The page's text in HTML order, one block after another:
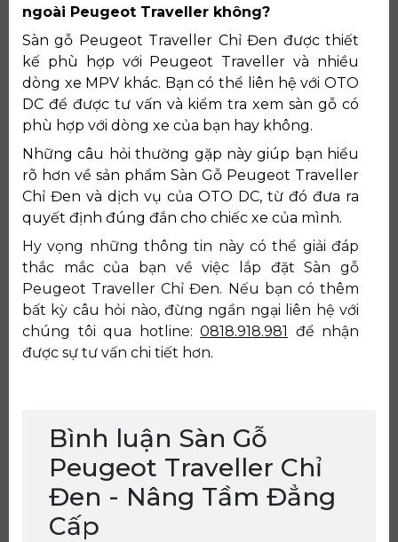
ngoài Peugeot Traveller không?
Sàn gỗ Peugeot Traveller Chỉ Đen được thiết
kế phù hợp với Peugeot Traveller và nhiều
dòng xe MPV khác. Bạn có thể liên hệ với OTO
DC để được tư vấn và kiểm tra xem sàn gỗ có
phù hợp với dòng xe của bạn hay không.
Những câu hỏi thường gặp này giúp bạn hiểu
rõ hơn về sản phẩm Sàn Gỗ Peugeot Traveller
Chỉ Đen và dịch vụ của OTO DC, từ đó đưa ra
quyết định đúng đắn cho chiếc xe của mình.
Hy vọng những thông tin này có thể giải đáp
thắc mắc của bạn về việc lắp đặt Sàn gỗ
Peugeot Traveller Chỉ Đen. Nếu bạn có thêm
bất kỳ câu hỏi nào, đừng ngần ngại liên hệ với
chúng tôi qua hotline: 0818.918.981 để nhận
được sự tư vấn chi tiết hơn.
Bình luận Sàn Gỗ
Peugeot Traveller Chỉ
Đen - Nâng Tầm Đẳng
Cấp